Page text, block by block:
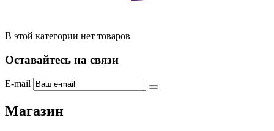
В этой категории нет товаров
Оставайтесь на связи
E-mail
Магазин